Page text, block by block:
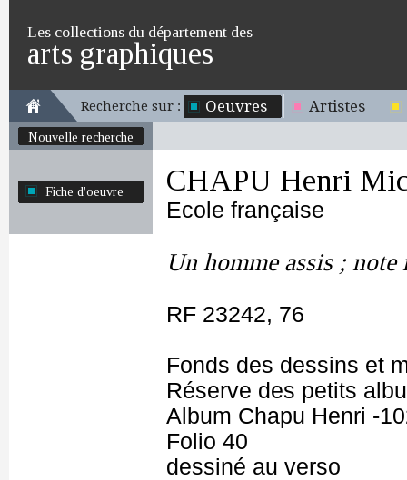
Les collections du département des
arts graphiques
Recherche sur : Oeuvres Artistes
Nouvelle recherche
Fiche d'oeuvre CHAPU Henri
Ecole française
Un homme assis ; note
RF 23242, 76
Fonds des dessins et
Réserve des petits
Album Chapu Henri -
Folio 40
dessiné au verso